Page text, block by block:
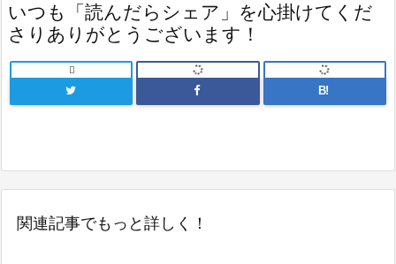
いつも「読んだらシェア」を心掛けてくだ
さりありがとうございます！

B!
関連記事でもっと詳しく！